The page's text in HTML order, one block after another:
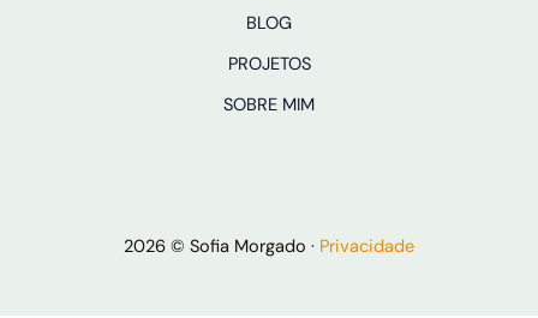
BLOG
PROJETOS
SOBRE MIM
2026 © Sofia Morgado · Privacidade